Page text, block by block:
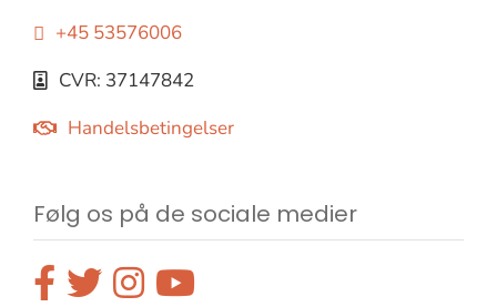
+45 53576006
CVR: 37147842
Handelsbetingelser
Følg os på de sociale medier